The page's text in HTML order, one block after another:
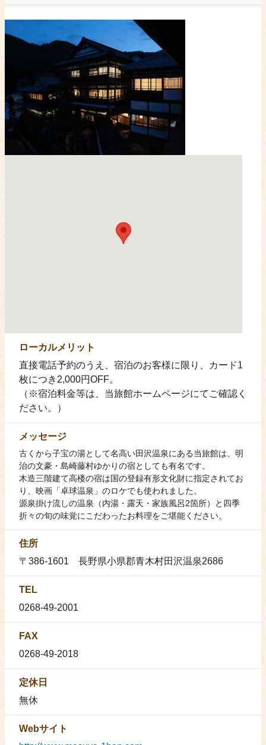
ローカルメリット
直接電話予約のうえ、宿泊のお客様に限り、カード1
枚につき2,000円OFF。
（※宿泊料金等は、当旅館ホームページにてご確認く
ださい。）
メッセージ
古くから子宝の湯として名高い田沢温泉にある当旅館は、明
治の文豪・島崎藤村ゆかりの宿としても有名です。
木造三階建て高楼の宿は国の登録有形文化財に指定されてお
り、映画「卓球温泉」のロケでも使われました。
源泉掛け流しの温泉（内湯・露天・家族風呂2箇所）と四季
折々の旬の味覚にこだわったお料理をご堪能ください。
住所
〒386-1601 長野県小県郡青木村田沢温泉2686
TEL
0268-49-2001
FAX
0268-49-2018
定休日
無休
Webサイト